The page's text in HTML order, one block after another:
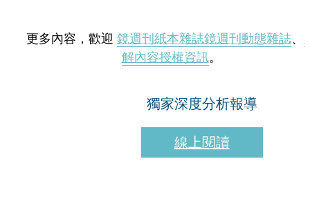
更多內容，歡迎 鏡週刊紙本雜誌鏡週刊動態雜誌、
解內容授權資訊。
獨家深度分析報導
線上閱讀